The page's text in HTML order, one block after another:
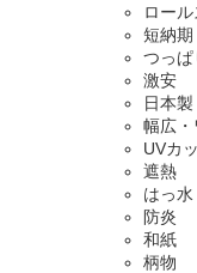
ロー
短納期
つっぱ
激安
日本製
幅広・
UVカ
遮熱
はっ水
防炎
和紙
柄物